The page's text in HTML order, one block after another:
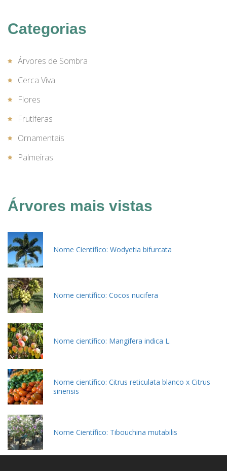
Categorias
Árvores de Sombra
Cerca Viva
Flores
Frutíferas
Ornamentais
Palmeiras
Árvores mais vistas
Nome Científico: Wodyetia bifurcata
Nome científico: Cocos nucifera
Nome científico: Mangifera indica L.
Nome científico: Citrus reticulata blanco x Citrus
sinensis
Nome Científico: Tibouchina mutabilis